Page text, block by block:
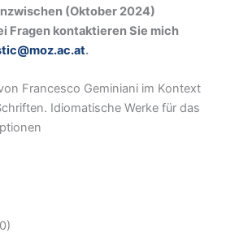
(Oktober 2024)
Fragen kontaktieren Sie mich
.
Francesco Geminiani im Kontext
Idiomatische Werke für das